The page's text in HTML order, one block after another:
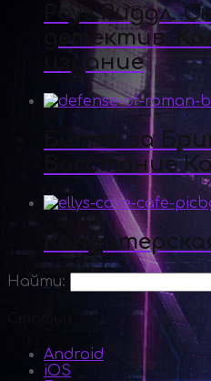
Роуз Риддл.
детектив.
издание
Битва за
Восстание
Найти:
Android
iOS